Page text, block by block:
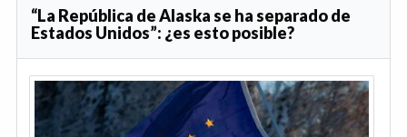
“La República de Alaska se ha separado de
Estados Unidos”: ¿es esto posible?